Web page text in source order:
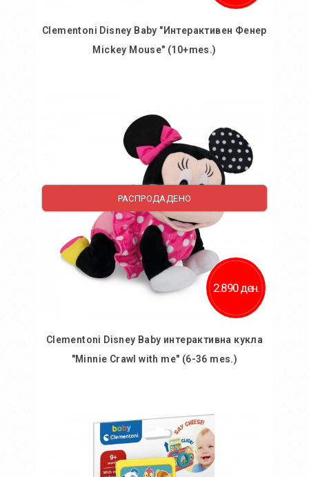
Clementoni Disney Baby "Интерактивен Фенер
Mickey Mouse" (10+mes.)
Додај во желби
Додај за споредба
РАСПРОДАДЕНО
2.890 ден.
Clementoni Disney Baby интерактивна кукла
"Minnie Crawl with me" (6-36 mes.)
Додај во желби
Додај за споредба